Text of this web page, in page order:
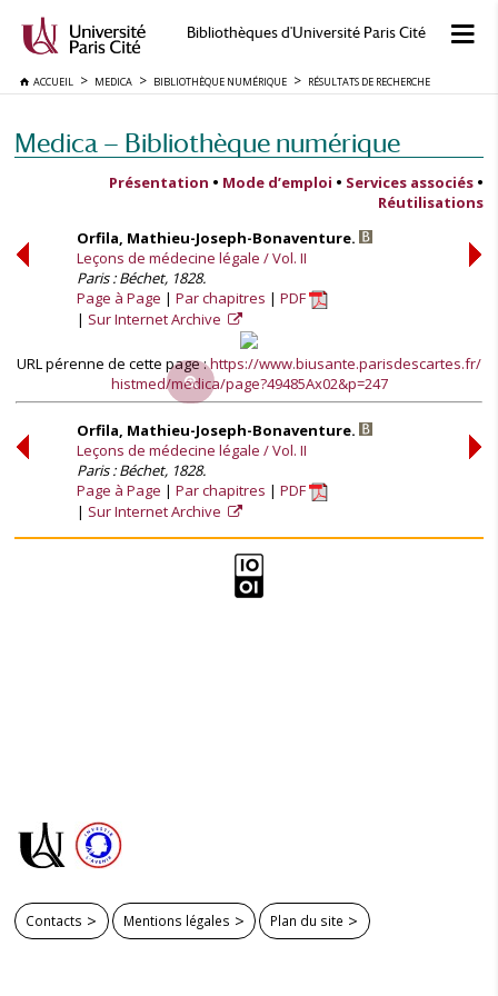
Bibliothèques d'Université Paris Cité
ACCUEIL MEDICA BIBLIOTHÈQUE NUMÉRIQUE RÉSULTATS DE RECHERCHE
Medica — Bibliothèque numérique
Présentation • Mode d’emploi • Services associés •
Réutilisations
Orfila, Mathieu-Joseph-Bonaventure.
Leçons de médecine légale / Vol. II
Paris : Béchet, 1828.
Page à Page
Par chapitres
PDF
Sur Internet Archive
URL pérenne de cette page :https://www.biusante.parisdescartes.fr/
histmed/medica/page?49485Ax02&p=247
Orfila, Mathieu-Joseph-Bonaventure.
Leçons de médecine légale / Vol. II
Paris : Béchet, 1828.
Page à Page
Par chapitres
PDF
Sur Internet Archive
Contacts Mentions légales Plan du site